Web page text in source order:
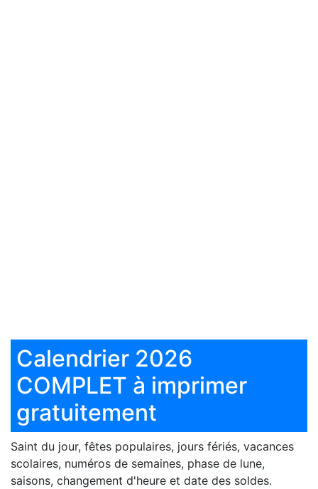
Calendrier 2026
COMPLET à imprimer
gratuitement
Saint du jour, fêtes populaires, jours fériés, vacances
scolaires, numéros de semaines, phase de lune,
saisons, changement d'heure et date des soldes.